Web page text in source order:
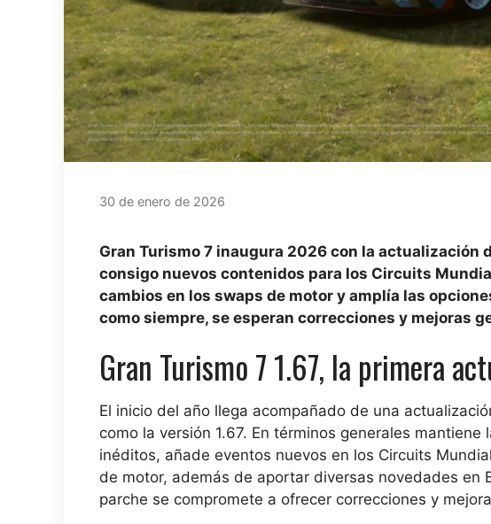
30 de enero de 2026
Gran Turismo 7 inaugura 2026 con la actualización
consigo nuevos contenidos para los Circuits
cambios en los swaps de motor y amplía las
como siempre, se esperan correcciones y mejoras
Gran Turismo 7 1.67, la primera
El inicio del año llega acompañado de una
como la versión 1.67. En términos generales
inéditos, añade eventos nuevos en los Circuits
de motor, además de aportar diversas novedades en
parche se compromete a ofrecer correcciones y